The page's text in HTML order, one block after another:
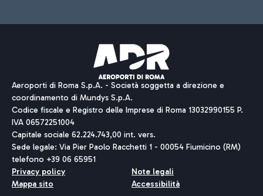
Aeroporti di Roma S.p.A. - Società soggetta a direzione e
coordinamento di Mundys S.p.A.
Codice fiscale e Registro delle Imprese di Roma 13032990155 P.
IVA 06572251004
Capitale sociale 62.224.743,00 int. vers.
Sede legale: Via Pier Paolo Racchetti 1 - 00054 Fiumicino (RM)
telefono +39 06 65951
Privacy policy
Note legali
Mappa sito
Accessibilità